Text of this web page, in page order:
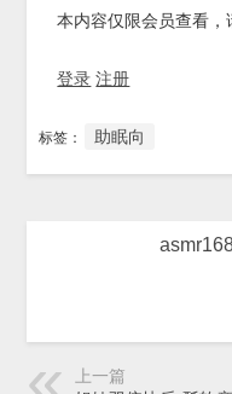
本内容仅限会员查看，
登录 注册
标签： 助眠向
上一篇